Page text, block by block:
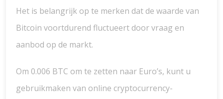
Het is belangrijk op te merken dat de waarde van
Bitcoin voortdurend fluctueert door vraag en
aanbod op de markt.
Om 0.006 BTC om te zetten naar Euro’s, kunt u
gebruikmaken van online cryptocurrency-